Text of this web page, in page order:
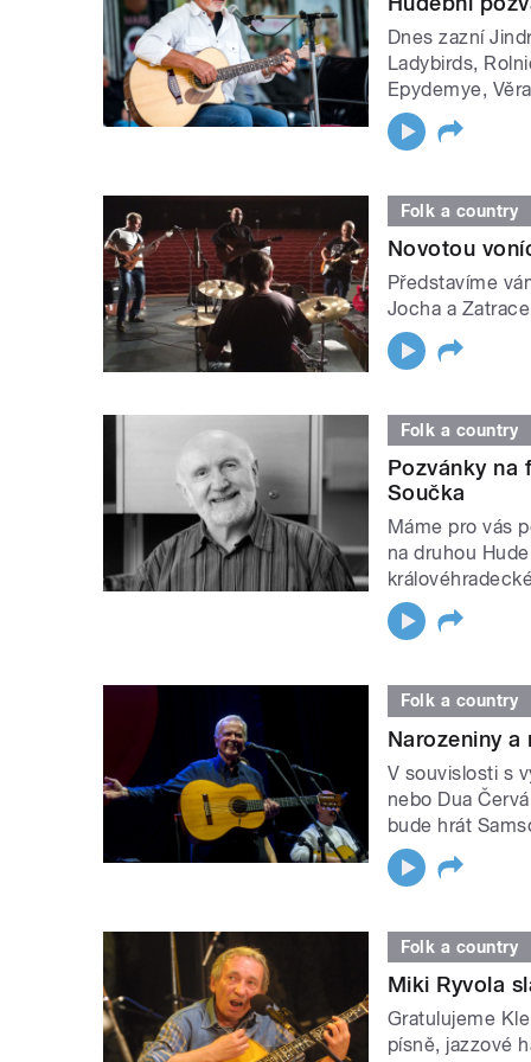
Dnes zazní
Ladybirds,
Epydemye,
Folk a country
Novotou
Představíme
Jocha a
Folk a country
Pozvánky na
Součka
Máme pro vás
na druhou
Folk a country
Narozeniny
V souvislosti s
nebo Dua
bude hrát
Folk a country
Miki Ryvola
Gratulujeme
písně, jazzové